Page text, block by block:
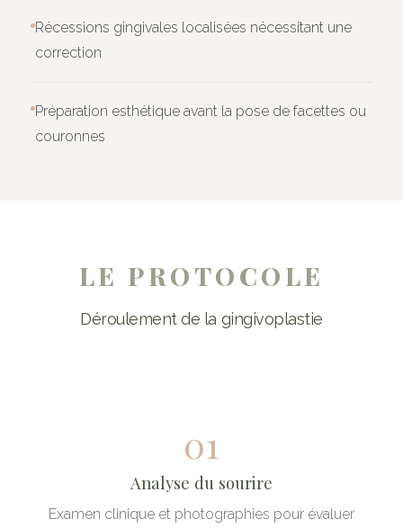
Récessions gingivales localisées nécessitant une
correction
Préparation esthétique avant la pose de facettes ou
couronnes
LE PROTOCOLE
Déroulement de la gingivoplastie
01
Analyse du sourire
Examen clinique et photographies pour évaluer